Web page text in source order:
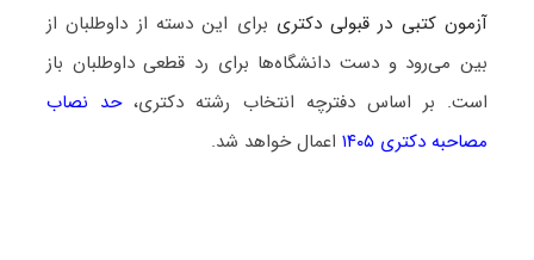
آزمون کتبی در قبولی دکتری برای این دسته از داوطلبان از
بین می‌رود و دست دانشگاه‌ها برای رد قطعی داوطلبان باز
است. بر اساس دفترچه انتخاب رشته دکتری،حد نصاب
مصاحبه دکتری ۱۴۰۵
اعمال خواهد شد.